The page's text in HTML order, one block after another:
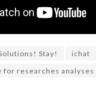
Stay!
ichat
researches analyses